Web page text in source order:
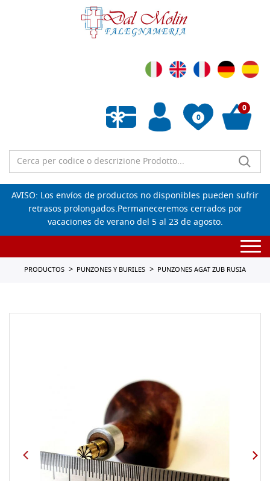
0
Lista de deseos vacía
0
AVISO: Los envíos de productos no disponibles pueden sufrir
retrasos prolongados.Permaneceremos cerrados por
vacaciones de verano del 5 al 23 de agosto.
PRODUCTOS PUNZONES Y BURILES PUNZONES AGAT ZUB RUSIA